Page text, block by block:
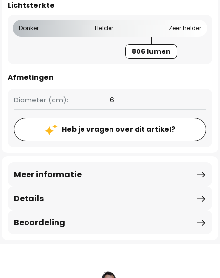
Lichtsterkte
Donker Helder Zeer helder
806 lumen
Afmetingen
Diameter (cm): 6
Heb je vragen over dit artikel?
Details
Meer informatie
Beoordeling